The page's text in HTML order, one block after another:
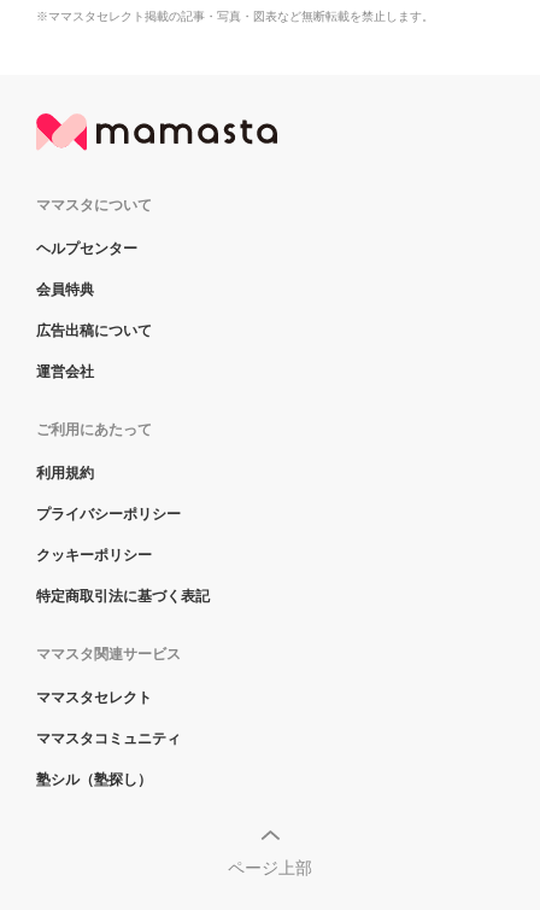
※ママスタセレクト掲載の記事・写真・図表など無断転載を禁止します。
ママスタについて
ヘルプセンター
会員特典
広告出稿について
運営会社
ご利用にあたって
利用規約
プライバシーポリシー
クッキーポリシー
特定商取引法に基づく表記
ママスタ関連サービス
ママスタセレクト
ママスタコミュニティ
塾シル（塾探し）
ページ上部